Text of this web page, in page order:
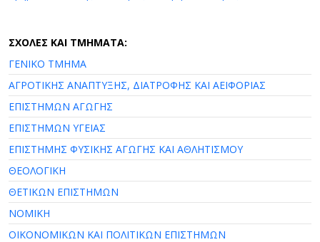
ΣΧΟΛΕΣ ΚΑΙ ΤΜΗΜΑΤΑ:
ΓΕΝΙΚΟ ΤΜΗΜΑ
ΑΓΡΟΤΙΚΗΣ ΑΝΑΠΤΥΞΗΣ, ΔΙΑΤΡΟΦΗΣ ΚΑΙ ΑΕΙΦΟΡΙΑΣ
ΕΠΙΣΤΗΜΩΝ ΑΓΩΓΗΣ
ΕΠΙΣΤΗΜΩΝ ΥΓΕΙΑΣ
ΕΠΙΣΤΗΜΗΣ ΦΥΣΙΚΗΣ ΑΓΩΓΗΣ ΚΑΙ ΑΘΛΗΤΙΣΜΟΥ
ΘΕΟΛΟΓΙΚΗ
ΘΕΤΙΚΩΝ ΕΠΙΣΤΗΜΩΝ
ΝΟΜΙΚΗ
ΟΙΚΟΝΟΜΙΚΩΝ ΚΑΙ ΠΟΛΙΤΙΚΩΝ ΕΠΙΣΤΗΜΩΝ